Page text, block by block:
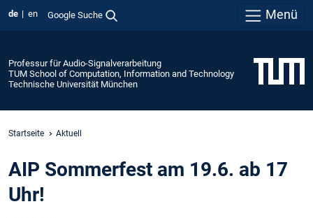
de en Google Suche Menü
Professur für Audio-Signalverarbeitung
TUM School of Computation, Information and Technology
Technische Universität München
Startseite Aktuell
AIP Sommerfest am 19.6. ab 17
Uhr!